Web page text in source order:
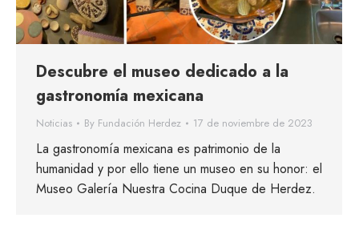
Descubre el museo dedicado a la
gastronomía mexicana
Noticias By Fundación Herdez 17 de noviembre de 2023
La gastronomía mexicana es patrimonio de la
humanidad y por ello tiene un museo en su honor: el
Museo Galería Nuestra Cocina Duque de Herdez.